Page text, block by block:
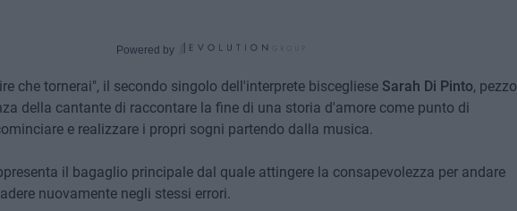
Powered by
che tornerai", il secondo singolo dell'interprete biscegliese Sarah Di Pinto, pezzo
della cantante di raccontare la fine di una storia d'amore come punto di
e realizzare i propri sogni partendo dalla musica.
il bagaglio principale dal quale attingere la consapevolezza per andare
nuovamente negli stessi errori.